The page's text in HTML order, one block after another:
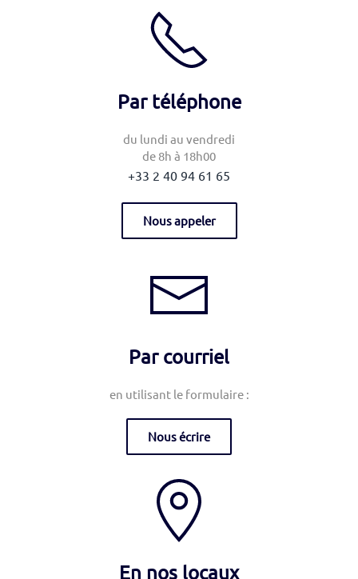
Par téléphone
du lundi au vendredi
de 8h à 18h00
‭+33 2 40 94 61 65
Nous appeler
Par courriel
en utilisant le formulaire :
Nous écrire
En nos locaux